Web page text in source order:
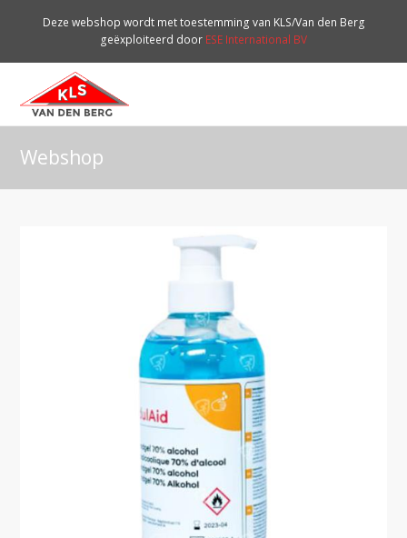
Deze webshop wordt met toestemming van KLS/Van den Berg
geëxploiteerd door ESE International BV
Webshop